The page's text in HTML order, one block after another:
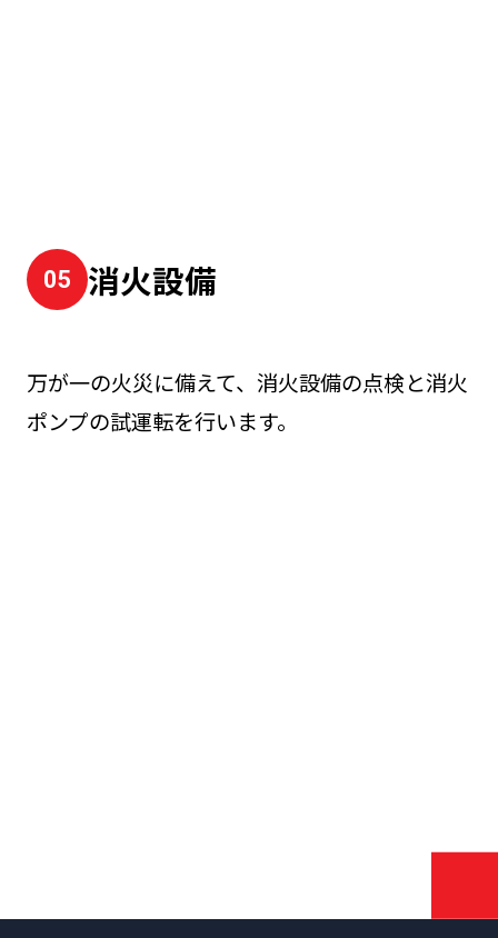
消火設備
万が一の火災に備えて、消火設備の点検と消火
ポンプの試運転を行います。